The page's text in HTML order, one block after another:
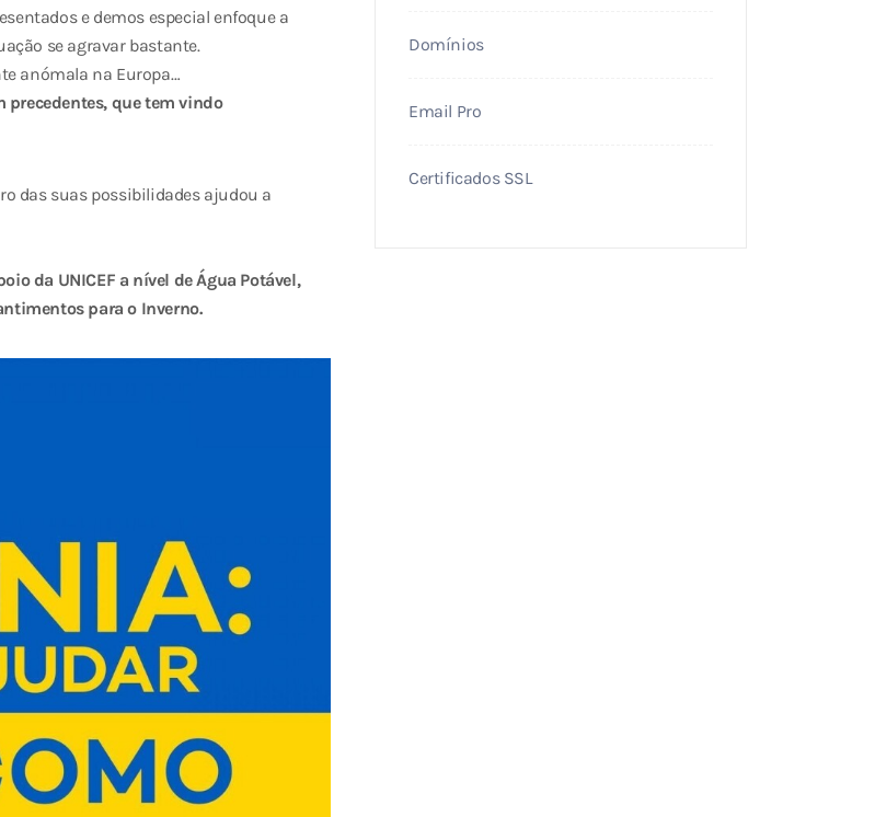
e demos especial enfoque a
se agravar bastante.
anómala na Europa…
que tem vindo
das suas possibilidades ajudou a
da UNICEF a nível de Água Potável,
para o Inverno.
Domínios
Email Pro
Certificados SSL